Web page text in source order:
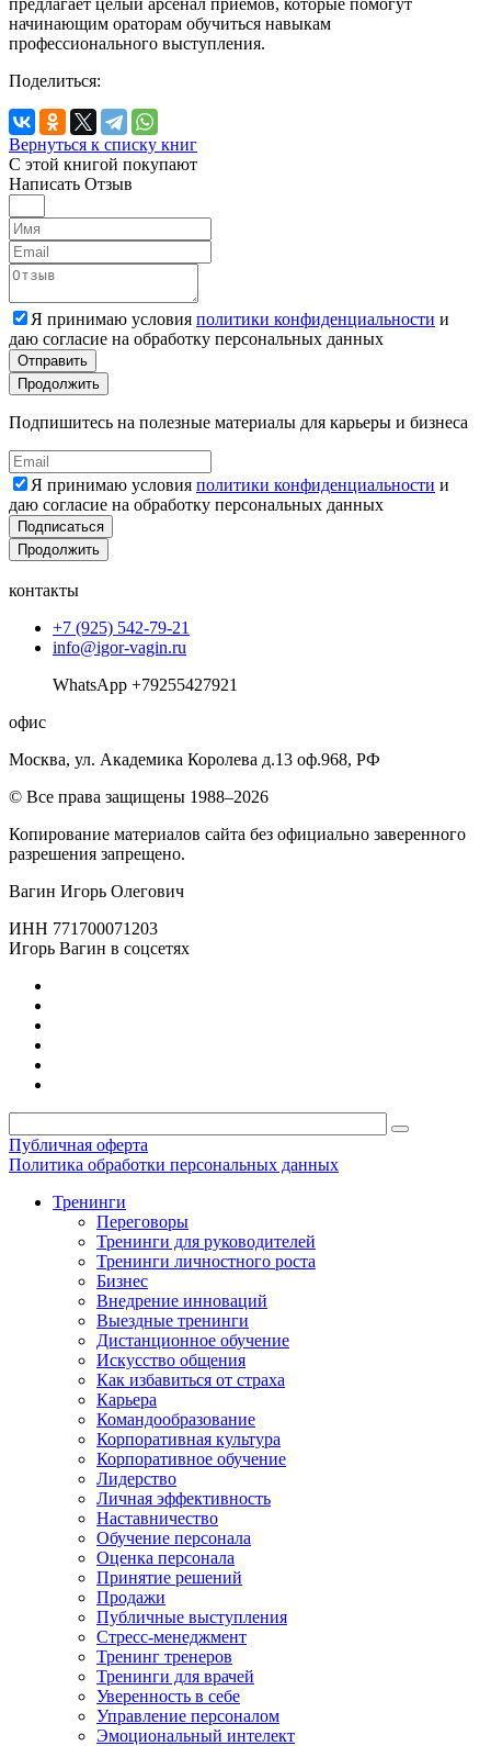
начинающим ораторам обучиться навыкам
профессионального выступления.
Поделиться:
Вернуться к списку книг
С этой книгой покупают
Написать Отзыв
Я принимаю условия политики конфиденциальности и
даю согласие на обработку персональных данных
Отправить
Продолжить
Подпишитесь на полезные материалы для карьеры и бизнеса
Я принимаю условия политики конфиденциальности и
даю согласие на обработку персональных данных
Подписаться
Продолжить
контакты
+7 (925) 542-79-21
info@igor-vagin.ru
WhatsApp +79255427921
офис
Москва, ул. Академика Королева д.13 оф.968, РФ
© Все права защищены 1988–2026
Копирование материалов сайта без официально заверенного
разрешения запрещено.
Вагин Игорь Олегович
ИНН 771700071203
Игорь Вагин в соцсетях
Публичная оферта
Политика обработки персональных данных
Тренинги
Переговоры
Тренинги для руководителей
Тренинги личностного роста
Бизнес
Внедрение инноваций
Выездные тренинги
Дистанционное обучение
Искусство общения
Как избавиться от страха
Карьера
Командообразование
Корпоративная культура
Корпоративное обучение
Лидерство
Личная эффективность
Наставничество
Обучение персонала
Оценка персонала
Принятие решений
Продажи
Публичные выступления
Стресс-менеджмент
Тренинг тренеров
Тренинги для врачей
Уверенность в себе
Управление персоналом
Эмоциональный интелект